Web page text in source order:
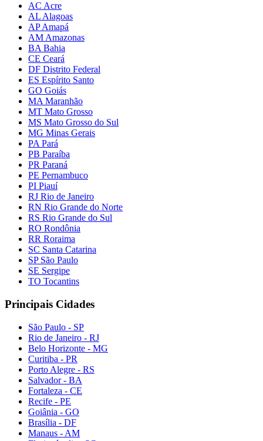
AC Acre
AL Alagoas
AP Amapá
AM Amazonas
BA Bahia
CE Ceará
DF Distrito Federal
ES Espírito Santo
GO Goiás
MA Maranhão
MT Mato Grosso
MS Mato Grosso do Sul
MG Minas Gerais
PA Pará
PB Paraíba
PR Paraná
PE Pernambuco
PI Piauí
RJ Rio de Janeiro
RN Rio Grande do Norte
RS Rio Grande do Sul
RO Rondônia
RR Roraima
SC Santa Catarina
SP São Paulo
SE Sergipe
TO Tocantins
Principais Cidades
São Paulo - SP
Rio de Janeiro - RJ
Belo Horizonte - MG
Curitiba - PR
Porto Alegre - RS
Salvador - BA
Fortaleza - CE
Recife - PE
Goiânia - GO
Brasília - DF
Manaus - AM